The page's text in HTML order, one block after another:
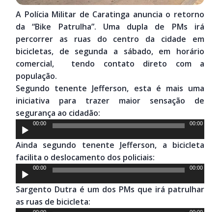
A Polícia Militar de Caratinga anuncia o retorno
da “Bike Patrulha”. Uma dupla de PMs irá
percorrer as ruas do centro da cidade em
bicicletas, de segunda a sábado, em horário
comercial, tendo contato direto com a
população.
Segundo tenente Jefferson, esta é mais uma
iniciativa para trazer maior sensação de
segurança ao cidadão:
Tocador
de
áudio
00:00 00:00
Ainda segundo tenente Jefferson, a bicicleta
facilita o deslocamento dos policiais:
Tocador
de
áudio
00:00 00:00
Sargento Dutra é um dos PMs que irá patrulhar
as ruas de bicicleta: